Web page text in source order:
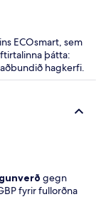
ECOsmart, sem
þátta:
hagkerfi.
gegn
fyrir fullorðna